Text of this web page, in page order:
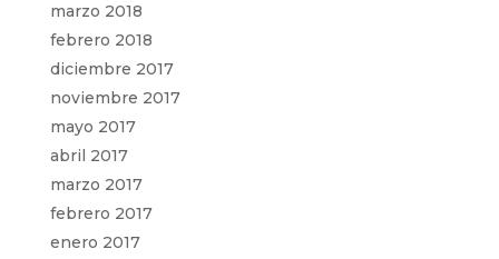
marzo 2018
febrero 2018
diciembre 2017
noviembre 2017
mayo 2017
abril 2017
marzo 2017
febrero 2017
enero 2017